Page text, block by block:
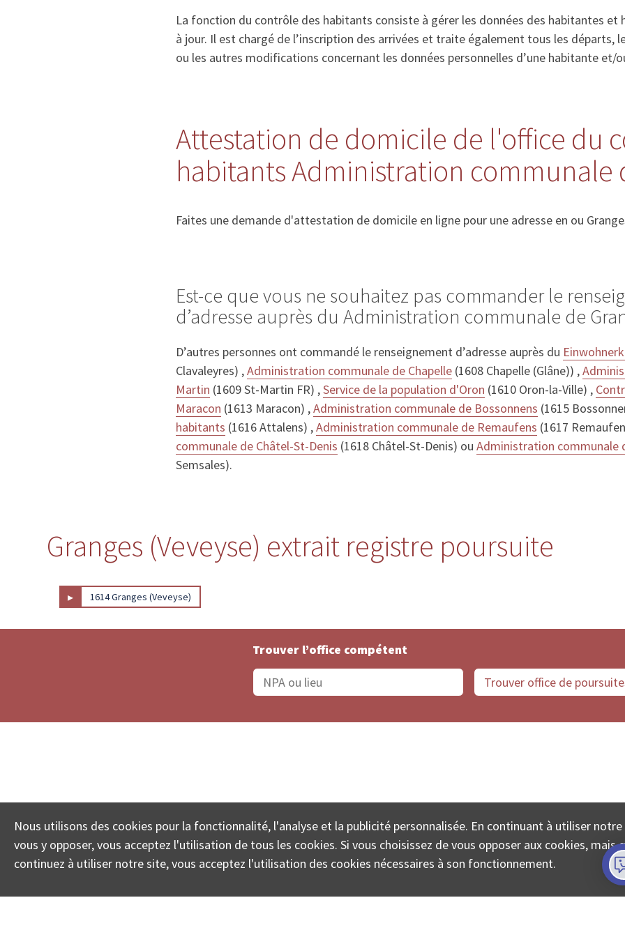
La fonction du contrôle des habitants consiste à gérer les données des habitantes
à jour. Il est chargé de l’inscription des arrivées et traite également tous les départs,
ou les autres modifications concernant les données personnelles d’une habitante et/
Attestation de domicile de l'office du
habitants Administration communale
Faites une demande d'attestation de domicile en ligne pour une adresse en ou
Est-ce que vous ne souhaitez pas commander le
d’adresse auprès du Administration communale de
D’autres personnes ont commandé le renseignement d’adresse auprès du
Clavaleyres) ,Administration communale de Chapelle (1608 Chapelle (Glâne)) ,
Martin (1609 St-Martin FR) ,Service de la population d'Oron (1610 Oron-la-Ville) ,
Maracon (1613 Maracon) ,Administration communale de Bossonnens (1615
habitants (1616 Attalens) ,Administration communale de Remaufens (1617
communale de Châtel-St-Denis (1618 Châtel-St-Denis) ou Administration communale
Semsales).
Granges (Veveyse) extrait registre poursuite
▸ 1614 Granges (Veveyse)
Trouver l’office compétent
Nous utilisons des cookies pour la fonctionnalité, l'analyse et la publicité personnalisée. En continuant à utiliser
vous y opposer, vous acceptez l'utilisation de tous les cookies. Si vous choisissez de vous opposer aux cookies, mais
continuez à utiliser notre site, vous acceptez l'utilisation des cookies nécessaires à son fonctionnement.
© COLLECTA SA www.poursuites-plus.ch est un service de